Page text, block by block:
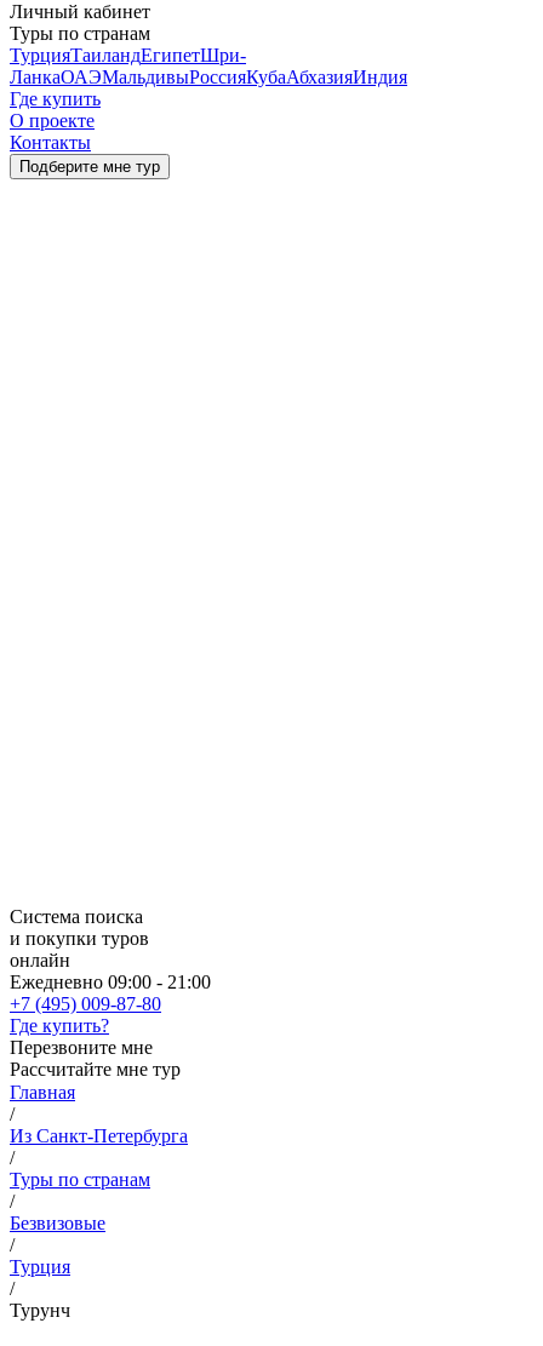
Личный кабинет
Туры по странам
ТурцияТаиландЕгипетШри-
ЛанкаОАЭМальдивыРоссияКубаАбхазияИндия
Где купить
О проекте
Контакты
Подберите мне тур
Система поиска
и покупки туров
онлайн
Ежедневно 09:00 - 21:00
+7 (495) 009-87-80
Где купить?
Перезвоните мне
Рассчитайте мне тур
Главная
/
Из Санкт-Петербурга
/
Туры по странам
/
Безвизовые
/
Турция
/
Турунч